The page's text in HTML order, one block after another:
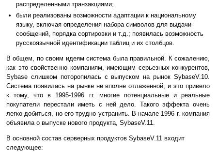
распределенными транзакциями;
были реализованы возможности адаптации к национальному
языку, включая определения набора символов для выдачи
сообщений, порядка сортировки и т.д.; появилась возможность
русскоязычной идентификации таблиц и их столбцов.
В общем, по своим идеям система была правильной. К сожалению,
как это свойственно компаниям, имеющим серьезных конкурентов,
Sybase слишком поторопилась с выпуском на рынок SybaseV.10.
Система появилась на рынке не вполне отлаженной, и это привело
к тому, что в 1995-1996 гг. многие потенциальные и реальные
покупатели перестали иметь с ней дело. Такого эффекта очень
легко добиться, но его трудно устранить. В начале 1996 г. компания
объявила о выпуске нового продукта, SybaseV.11.
В основной состав серверных продуктов SybaseV.11 входит
следующее: